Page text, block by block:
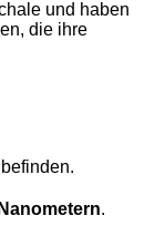
und haben
die ihre
.